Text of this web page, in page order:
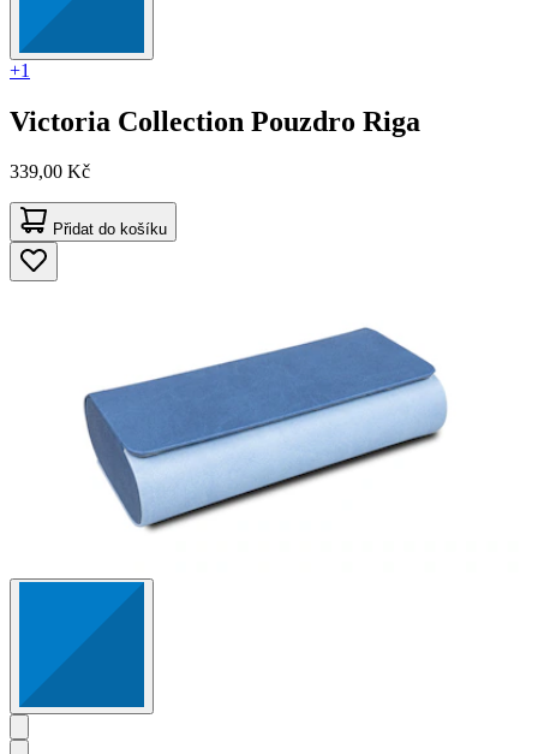
+1
Victoria Collection Pouzdro Riga
339,00 Kč
Přidat do košíku